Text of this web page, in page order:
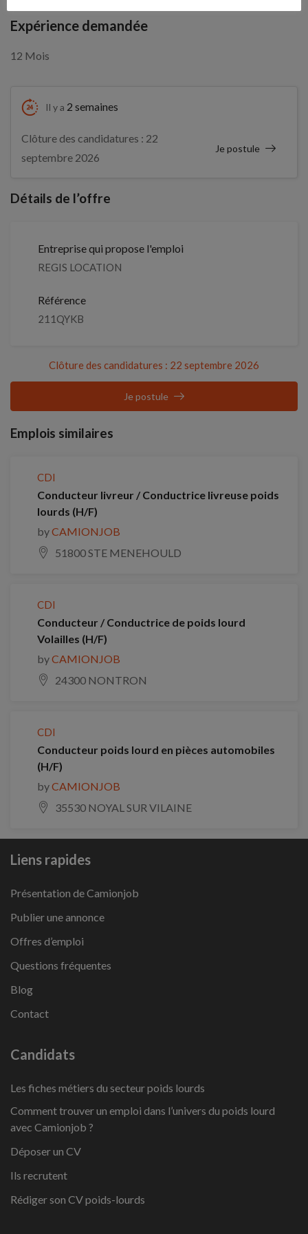
Expérience demandée
12 Mois
Il y a 2 semaines
Clôture des candidatures : 22
septembre 2026
Je postule
Détails de l’offre
Entreprise qui propose l'emploi
REGIS LOCATION
Référence
211QYKB
Clôture des candidatures : 22 septembre 2026
Je postule
Emplois similaires
CDI
Conducteur livreur / Conductrice livreuse poids
lourds (H/F)
byCAMIONJOB
51800 STE MENEHOULD
CDI
Conducteur / Conductrice de poids lourd
Volailles (H/F)
byCAMIONJOB
24300 NONTRON
CDI
Conducteur poids lourd en pièces automobiles
(H/F)
byCAMIONJOB
35530 NOYAL SUR VILAINE
Liens rapides
Présentation de Camionjob
Publier une annonce
Offres d’emploi
Questions fréquentes
Blog
Contact
Candidats
Les fiches métiers du secteur poids lourds
Comment trouver un emploi dans l’univers du poids lourd
avec Camionjob ?
Déposer un CV
Ils recrutent
Rédiger son CV poids-lourds